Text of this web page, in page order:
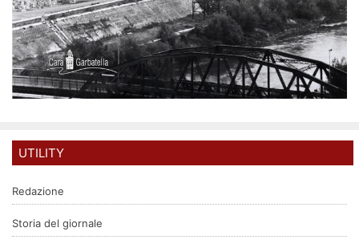
UTILITY
Redazione
Storia del giornale